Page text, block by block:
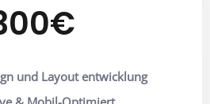
und Layout entwicklung